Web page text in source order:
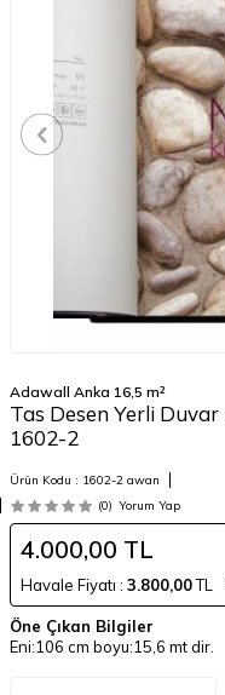
Adawall Anka 16,5 m²
Tas Desen Yerli Duvar
1602-2
Ürün Kodu : 1602-2 awan
(0) Yorum Yap
4.000,00 TL
Havale Fiyatı : 3.800,00TL
Öne Çıkan Bilgiler
Eni:106 cm boyu:15,6 mt dir.